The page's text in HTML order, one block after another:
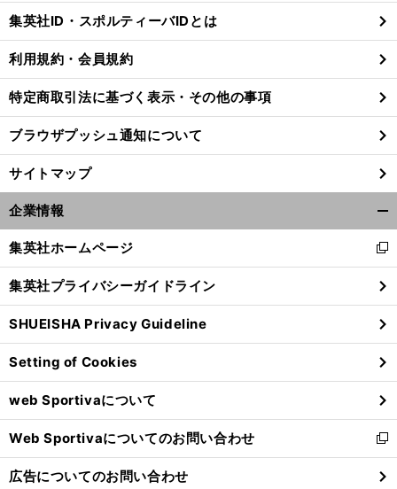
る
集英社ID・スポルティーバIDとは
利用規約・会員規約
特定商取引法に基づく表示・その他の事項
ブラウザプッシュ通知について
サイトマップ
企業情報
閉
る
集英社ホームページ
新
し
い
ウ
ィ
ン
ド
ウ
で
開
く
集英社プライバシーガイドライン
SHUEISHA Privacy Guideline
Setting of Cookies
web Sportivaについて
Web Sportivaについてのお問い合わせ
新
し
い
広告についてのお問い合わせ